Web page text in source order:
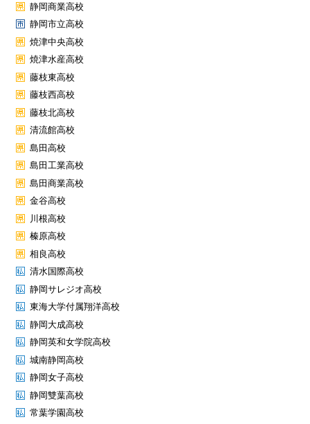
静岡商業高校
静岡市立高校
焼津中央高校
焼津水産高校
藤枝東高校
藤枝西高校
藤枝北高校
清流館高校
島田高校
島田工業高校
島田商業高校
金谷高校
川根高校
榛原高校
相良高校
清水国際高校
静岡サレジオ高校
東海大学付属翔洋高校
静岡大成高校
静岡英和女学院高校
城南静岡高校
静岡女子高校
静岡雙葉高校
常葉学園高校